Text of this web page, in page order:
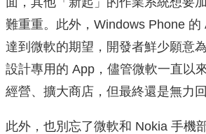
難重重。此外，Windows Phone 的
達到微軟的期望，開發者鮮少願意
設計專用的 App，儘管微軟一直以
經營、擴大商店，但最終還是無力回
此外，也別忘了微軟和 Nokia 手機